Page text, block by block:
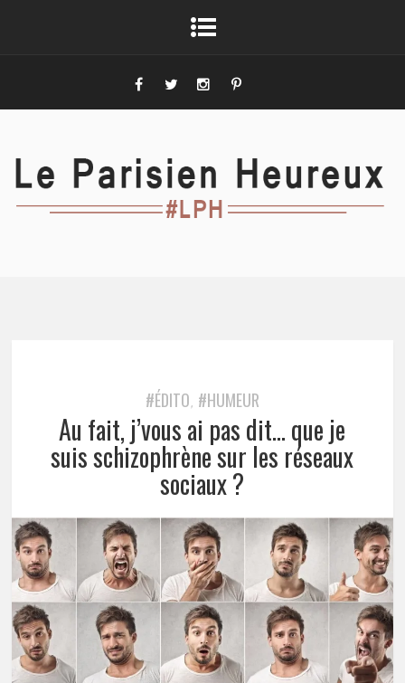
#ÉDITO, #HUMEUR
Au fait, j’vous ai pas dit… que je
suis schizophrène sur les réseaux
sociaux ?